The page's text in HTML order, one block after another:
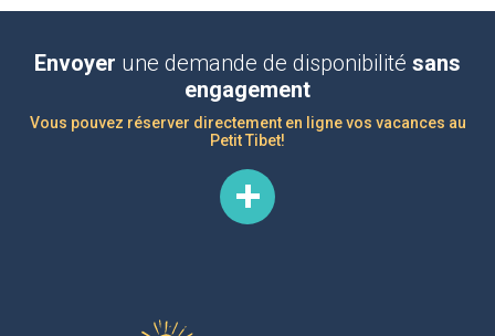
Envoyer une demande de disponibilité sans
engagement
Vous pouvez réserver directement en ligne vos vacances au
Petit Tibet!